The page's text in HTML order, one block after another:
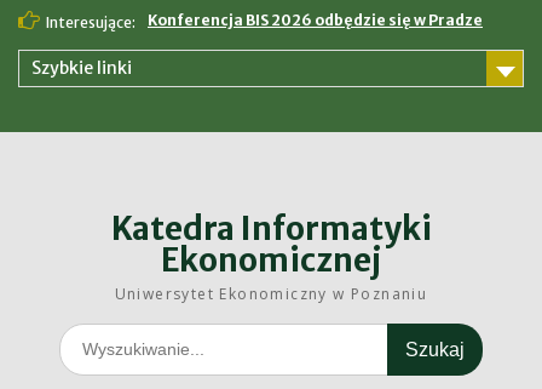
Skip
content
Interesujące: Konferencja BIS 2026 odbędzie się w Pradze
Szybkie linki
Katedra Informatyki
Ekonomicznej
Uniwersytet Ekonomiczny w Poznaniu
Search
for: